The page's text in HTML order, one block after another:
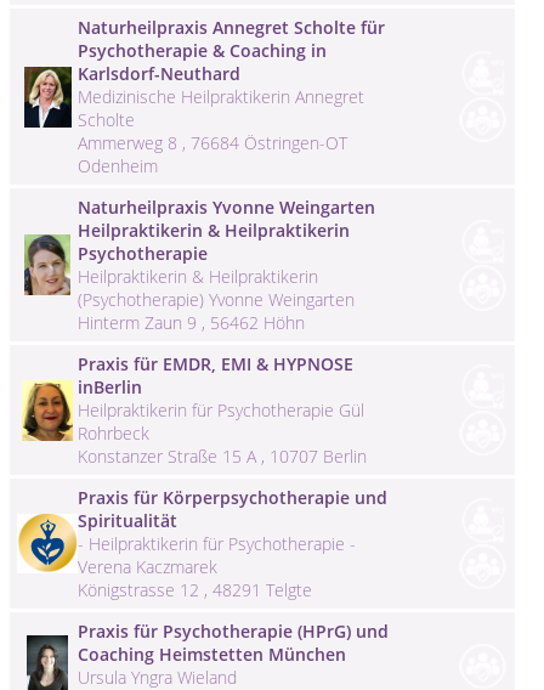
Naturheilpraxis Annegret Scholte für
Psychotherapie & Coaching in
Karlsdorf-Neuthard
Medizinische Heilpraktikerin Annegret
Scholte
Ammerweg 8 , 76684 Östringen-OT
Odenheim
Naturheilpraxis Yvonne Weingarten
Heilpraktikerin & Heilpraktikerin
Psychotherapie
Heilpraktikerin & Heilpraktikerin
(Psychotherapie) Yvonne Weingarten
Hinterm Zaun 9 , 56462 Höhn
Praxis für EMDR, EMI & HYPNOSE
inBerlin
Heilpraktikerin für Psychotherapie Gül
Rohrbeck
Konstanzer Straße 15 A , 10707 Berlin
Praxis für Körperpsychotherapie und
Spiritualität
- Heilpraktikerin für Psychotherapie -
Verena Kaczmarek
Königstrasse 12 , 48291 Telgte
Praxis für Psychotherapie (HPrG) und
Coaching Heimstetten München
Ursula Yngra Wieland